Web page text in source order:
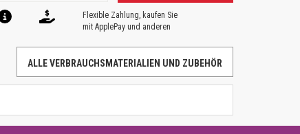
Flexible Zahlung, kaufen Sie
mit ApplePay und anderen
ALLE VERBRAUCHSMATERIALIEN UND ZUBEHÖR